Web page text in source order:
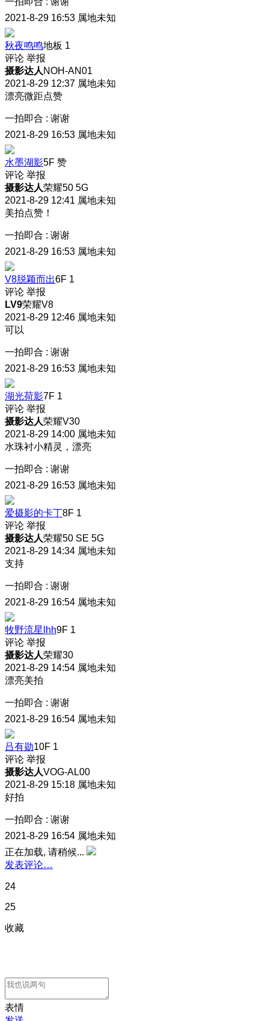
2021-8-29 16:53 属地未知
秋夜鸣鸣地板 1
评论 举报
摄影达人 NOH-AN01
2021-8-29 12:37 属地未知
漂亮微距点赞
一拍即合 : 谢谢
2021-8-29 16:53 属地未知
水墨湖影5F 赞
评论 举报
摄影达人荣耀50 5G
2021-8-29 12:41 属地未知
美拍点赞！
一拍即合 : 谢谢
2021-8-29 16:53 属地未知
V8脱颖而出6F 1
评论 举报
LV9荣耀V8
2021-8-29 12:46 属地未知
可以
一拍即合 : 谢谢
2021-8-29 16:53 属地未知
湖光荷影7F 1
评论 举报
摄影达人荣耀V30
2021-8-29 14:00 属地未知
水珠衬小精灵，漂亮
一拍即合 : 谢谢
2021-8-29 16:53 属地未知
爱摄影的卡丁8F 1
评论 举报
摄影达人荣耀50 SE 5G
2021-8-29 14:34 属地未知
支持
一拍即合 : 谢谢
2021-8-29 16:54 属地未知
牧野流星lhh9F 1
评论 举报
摄影达人荣耀30
2021-8-29 14:54 属地未知
漂亮美拍
一拍即合 : 谢谢
2021-8-29 16:54 属地未知
吕有勋10F 1
评论 举报
摄影达人VOG-AL00
2021-8-29 15:18 属地未知
好拍
一拍即合 : 谢谢
2021-8-29 16:54 属地未知
正在加载, 请稍候...
发表评论…
24
25
收藏
表情